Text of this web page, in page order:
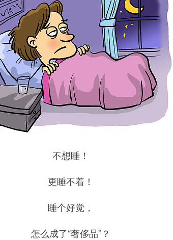
不想睡！
更睡不着！
睡个好觉，
怎么成了“奢侈品”？